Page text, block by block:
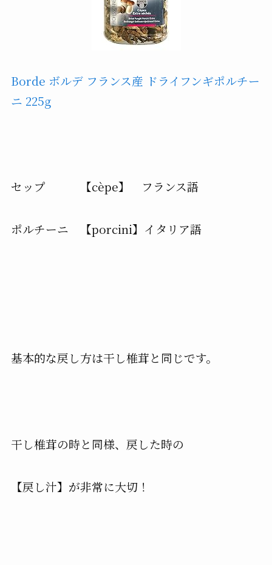
Borde ボルデ フランス産 ドライフンギポルチー
ニ 225g
セップ 【cèpe】 フランス語
ポルチーニ 【porcini】イタリア語
基本的な戻し方は干し椎茸と同じです。
干し椎茸の時と同様、戻した時の
【戻し汁】が非常に大切！